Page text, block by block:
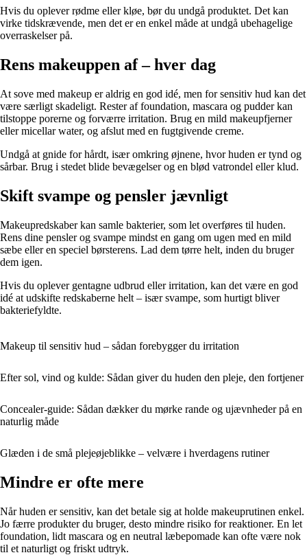
Hvis du oplever rødme eller kløe, bør du undgå produktet. Det kan
virke tidskrævende, men det er en enkel måde at undgå ubehagelige
overraskelser på.
Rens makeuppen af – hver dag
At sove med makeup er aldrig en god idé, men for sensitiv hud kan det
være særligt skadeligt. Rester af foundation, mascara og pudder kan
tilstoppe porerne og forværre irritation. Brug en mild makeupfjerner
eller micellar water, og afslut med en fugtgivende creme.
Undgå at gnide for hårdt, især omkring øjnene, hvor huden er tynd og
sårbar. Brug i stedet blide bevægelser og en blød vatrondel eller klud.
Skift svampe og pensler jævnligt
Makeupredskaber kan samle bakterier, som let overføres til huden.
Rens dine pensler og svampe mindst en gang om ugen med en mild
sæbe eller en speciel børsterens. Lad dem tørre helt, inden du bruger
dem igen.
Hvis du oplever gentagne udbrud eller irritation, kan det være en god
idé at udskifte redskaberne helt – især svampe, som hurtigt bliver
bakteriefyldte.
Makeup til sensitiv hud – sådan forebygger du irritation
Efter sol, vind og kulde: Sådan giver du huden den pleje, den fortjener
Concealer-guide: Sådan dækker du mørke rande og ujævnheder på en
naturlig måde
Glæden i de små plejeøjeblikke – velvære i hverdagens rutiner
Mindre er ofte mere
Når huden er sensitiv, kan det betale sig at holde makeuprutinen enkel.
Jo færre produkter du bruger, desto mindre risiko for reaktioner. En let
foundation, lidt mascara og en neutral læbepomade kan ofte være nok
til et naturligt og friskt udtryk.